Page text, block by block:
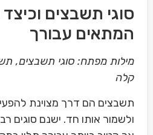
סוגי תשבצים
המתאים עבורך
מילות מפתח: סוגי תשבצים,
קלה
תשבצים הם דרך מצוינת
ולשמור אותו חד. ישנם סוגים